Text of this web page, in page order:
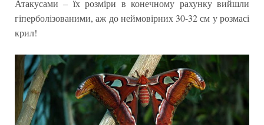
Атакусами – їх розміри в конечному рахунку вийшли
гіперболізованими, аж до неймовірних 30-32 см у розмасі
крил!